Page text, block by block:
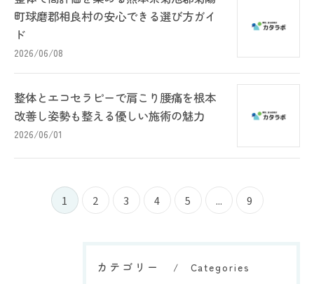
町球磨郡相良村の安心できる選び方ガイ
ド
2026/06/08
整体とエコセラピーで肩こり腰痛を根本
改善し姿勢も整える優しい施術の魅力
2026/06/01
1 2 3 4 5 ... 9
カテゴリー Categories